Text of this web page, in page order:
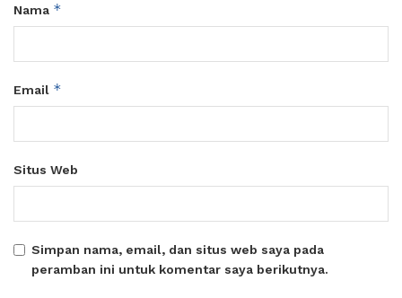
Nama *
Email *
Situs Web
Simpan nama, email, dan situs web saya pada
peramban ini untuk komentar saya berikutnya.